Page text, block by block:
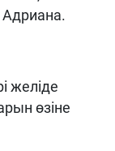
желіде
өзіне